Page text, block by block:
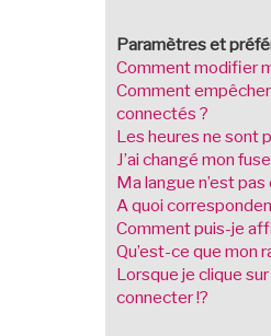
Paramètres et
Comment modifier
Comment
connectés ?
Les heures ne sont
J’ai changé mon
Ma langue n’est pas
A quoi
Comment puis-je
Qu’est-ce que mon
Lorsque je clique sur
connecter !?